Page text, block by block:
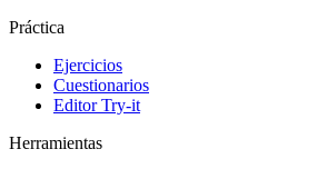
Práctica
Ejercicios
Cuestionarios
Editor Try-it
Herramientas